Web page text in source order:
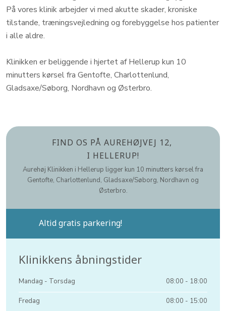
På vores klinik arbejder vi med akutte skader, kroniske
tilstande, træningsvejledning og forebyggelse hos patienter
i alle aldre.
Klinikken er beliggende i hjertet af Hellerup kun 10
minutters kørsel fra Gentofte, Charlottenlund,
Gladsaxe/Søborg, Nordhavn og Østerbro.
​FIND OS PÅ AUREHØJVEJ 12,
I HELLERUP!
​Aurehøj Klinikken i Hellerup ligger kun 10 minutters kørsel fra
Gentofte, Charlottenlund, Gladsaxe/Søborg, Nordhavn og
Østerbro.
Altid gratis parkering!​
Klinikkens åbningstider​
Mandag​ - Torsdag 08:00 - 18:00​
Fredag 08:00 - 15:00​